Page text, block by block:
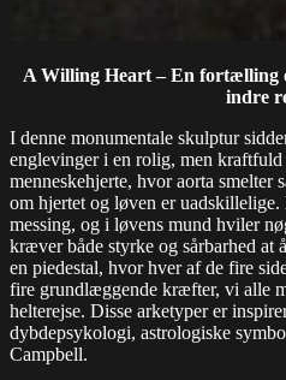
A Willing Heart – En fortælling
indre
I denne monumentale skulptur
englevinger i en rolig, men
menneskehjerte, hvor aorta smelter
om hjertet og løven er
messing, og i løvens mund hviler
kræver både styrke og sårbarhed at
en piedestal, hvor hver af de fire
fire grundlæggende kræfter, vi alle
helterejse. Disse arketyper er
dybdepsykologi, astrologiske
Campbell.